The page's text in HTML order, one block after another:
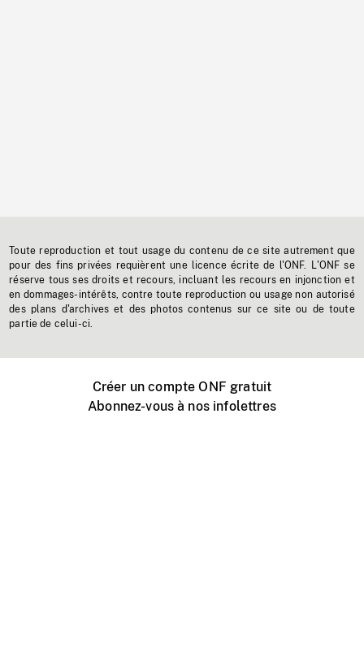
Toute reproduction et tout usage du contenu de ce site autrement que
pour des fins privées requièrent une licence écrite de l'ONF. L'ONF se
réserve tous ses droits et recours, incluant les recours en injonction et
en dommages-intérêts, contre toute reproduction ou usage non autorisé
des plans d'archives et des photos contenus sur ce site ou de toute
partie de celui-ci.
Créer un compte ONF gratuit
Abonnez-vous à nos infolettres